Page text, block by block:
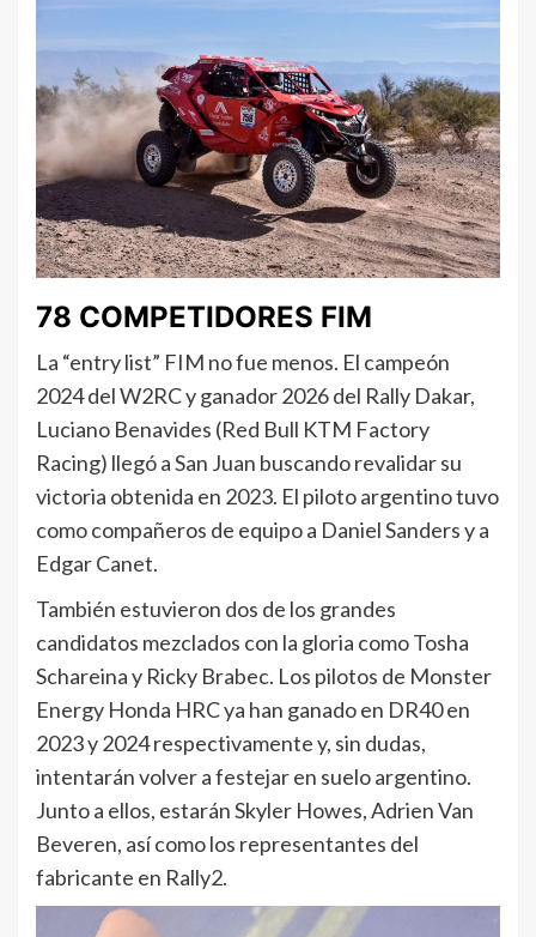
78 COMPETIDORES FIM
La “entry list” FIM no fue menos. El campeón
2024 del W2RC y ganador 2026 del Rally Dakar,
Luciano Benavides (Red Bull KTM Factory
Racing) llegó a San Juan buscando revalidar su
victoria obtenida en 2023. El piloto argentino tuvo
como compañeros de equipo a Daniel Sanders y a
Edgar Canet.
También estuvieron dos de los grandes
candidatos mezclados con la gloria como Tosha
Schareina y Ricky Brabec. Los pilotos de Monster
Energy Honda HRC ya han ganado en DR40 en
2023 y 2024 respectivamente y, sin dudas,
intentarán volver a festejar en suelo argentino.
Junto a ellos, estarán Skyler Howes, Adrien Van
Beveren, así como los representantes del
fabricante en Rally2.